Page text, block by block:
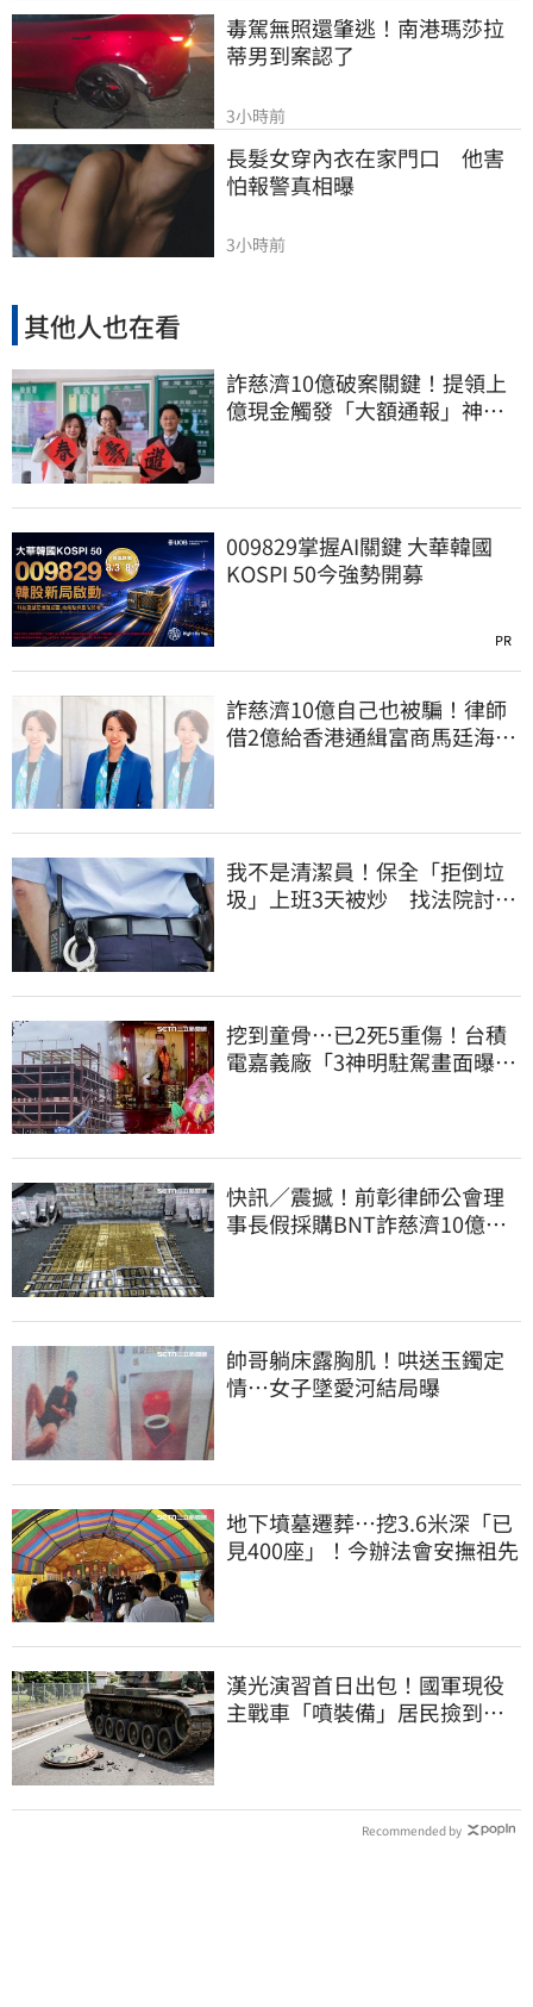
毒駕無照還肇逃！南港瑪莎拉
蒂男到案認了
3小時前
長髮女穿內衣在家門口　他害
怕報警真相曝
3小時前
其他人也在看
詐慈濟10億破案關鍵！提領上
億現金觸發「大額通報」神鬼
009829掌握AI關鍵 大華韓國
KOSPI 50今強勢開募
PR
詐慈濟10億自己也被騙！律師
借2億給香港通緝富商馬廷海建
我不是清潔員！保全「拒倒垃
圾」上班3天被炒 找法院討公
挖到童骨…已2死5重傷！台積
電嘉義廠「3神明駐駕畫面曝
快訊／震撼！前彰律師公會理
事長假採購BNT詐慈濟10億、
帥哥躺床露胸肌！哄送玉鐲定
情…女子墜愛河結局曝
地下墳墓遷葬…挖3.6米深「已
見400座」！今辦法會安撫祖先
漢光演習首日出包！國軍現役
主戰車「噴裝備」居民撿到零
Recommended by